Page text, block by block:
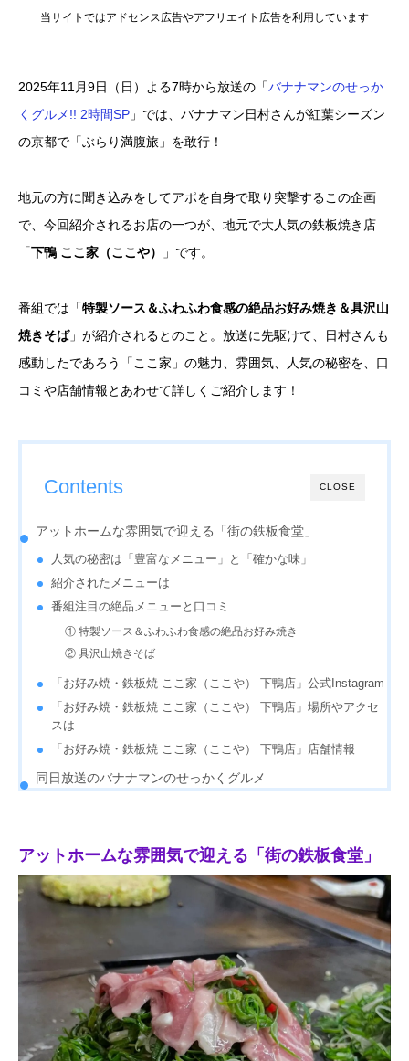
当サイトではアドセンス広告やアフリエイト広告を利用しています
2025年11月9日（日）よる7時から放送の「バナナマンのせっか
くグルメ!! 2時間SP 」では、バナナマン日村さんが紅葉シーズン
の京都で「ぶらり満腹旅」を敢行！
地元の方に聞き込みをしてアポを自身で取り突撃するこの企画
で、今回紹介されるお店の一つが、地元で大人気の鉄板焼き店
「下鴨 ここ家（ここや） 」です。
番組では「特製ソース＆ふわふわ食感の絶品お好み焼き＆具沢山
焼きそば」が紹介されるとのこと。放送に先駆けて、日村さんも
感動したであろう「ここ家」の魅力、雰囲気、人気の秘密を、口
コミや店舗情報とあわせて詳しくご紹介します！
CLOSE
Contents
アットホームな雰囲気で迎える「街の鉄板食堂」
人気の秘密は「豊富なメニュー」と「確かな味」
紹介されたメニューは
番組注目の絶品メニューと口コミ
① 特製ソース＆ふわふわ食感の絶品お好み焼き
② 具沢山焼きそば
「お好み焼・鉄板焼 ここ家（ここや） 下鴨店」公式Instagram
「お好み焼・鉄板焼 ここ家（ここや） 下鴨店」場所やアクセ
スは
「お好み焼・鉄板焼 ここ家（ここや） 下鴨店」店舗情報
同日放送のバナナマンのせっかくグルメ
アットホームな雰囲気で迎える「街の鉄板食堂」